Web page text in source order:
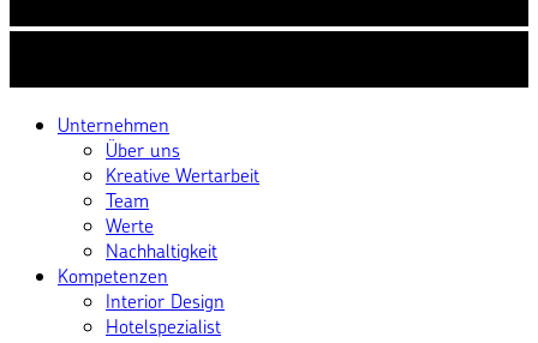
Unternehmen
Über uns
Kreative Wertarbeit
Team
Werte
Nachhaltigkeit
Kompetenzen
Interior Design
Hotelspezialist